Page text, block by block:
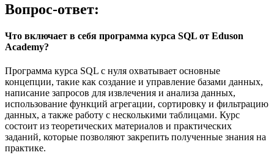
Вопрос-ответ:
Что включает в себя программа курса SQL от Eduson
Academy?
Программа курса SQL с нуля охватывает основные
концепции, такие как создание и управление базами данных,
написание запросов для извлечения и анализа данных,
использование функций агрегации, сортировку и фильтрацию
данных, а также работу с несколькими таблицами. Курс
состоит из теоретических материалов и практических
заданий, которые позволяют закрепить полученные знания на
практике.